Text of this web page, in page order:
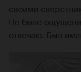
своими
Не было
отвечаю. Был